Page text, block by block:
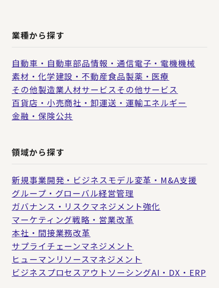
業種から探す
自動車・自動車部品情報・通信電子・電機機械
素材・化学建設・不動産食品製薬・医療
その他製造業人材サービスその他サービス
百貨店・小売商社・卸運送・運輸エネルギー
金融・保険公共
領域から探す
新規事業開発・ビジネスモデル変革・M&A支援
グループ・グローバル経営管理
ガバナンス・リスクマネジメント強化
マーケティング戦略・営業改革
本社・間接業務改革
サプライチェーンマネジメント
ヒューマンリソースマネジメント
ビジネスプロセスアウトソーシングAI・DX・ERP